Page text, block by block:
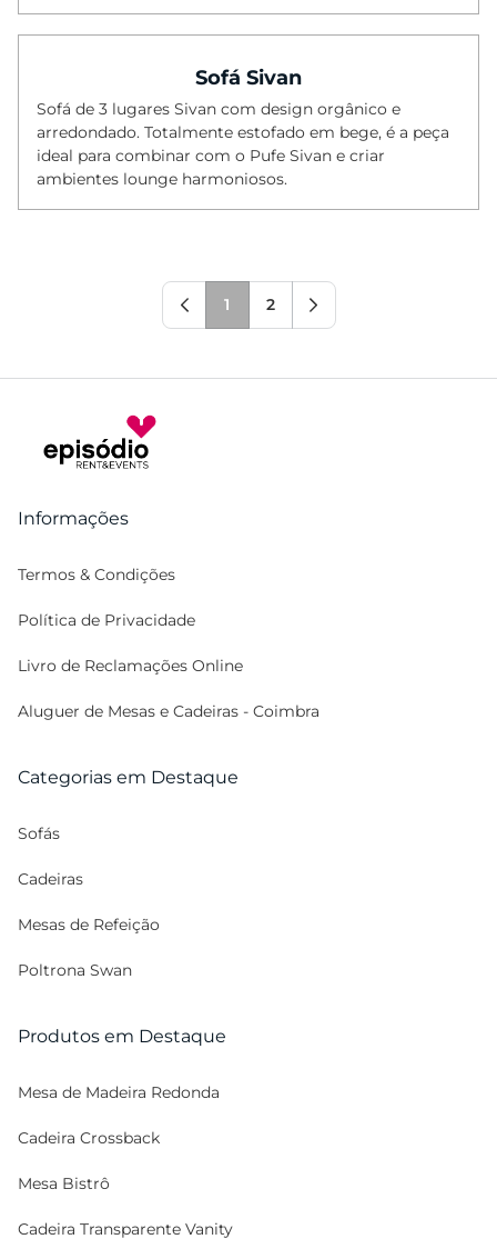
Sofá Sivan
Sofá de 3 lugares Sivan com design orgânico e
arredondado. Totalmente estofado em bege, é a peça
ideal para combinar com o Pufe Sivan e criar
ambientes lounge harmoniosos.
1 2
Informações
Termos & Condições
Política de Privacidade
Livro de Reclamações Online
Aluguer de Mesas e Cadeiras - Coimbra
Categorias em Destaque
Sofás
Cadeiras
Mesas de Refeição
Poltrona Swan
Produtos em Destaque
Mesa de Madeira Redonda
Cadeira Crossback
Mesa Bistrô
Cadeira Transparente Vanity